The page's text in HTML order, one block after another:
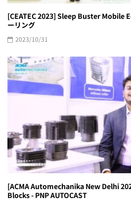
[CEATEC 2023] Sleep Buster Mobile
ーリング
2023/10/31
[ACMA Automechanika New Delhi
Blocks - PNP AUTOCAST